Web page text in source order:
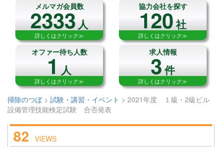
メルマガ会員数
2333人
詳しくはクリック≫
協力会社を探す
120社
詳しくはクリック≫
オファー待ち人数
1人
詳しくはクリック≫
求人情報
3件
詳しくはクリック≫
掃除のつぼ> 試験・講習・イベント > 2021年度 １級・2級ビル
設備管理技能検定試験 合否発表
82 VIEWS